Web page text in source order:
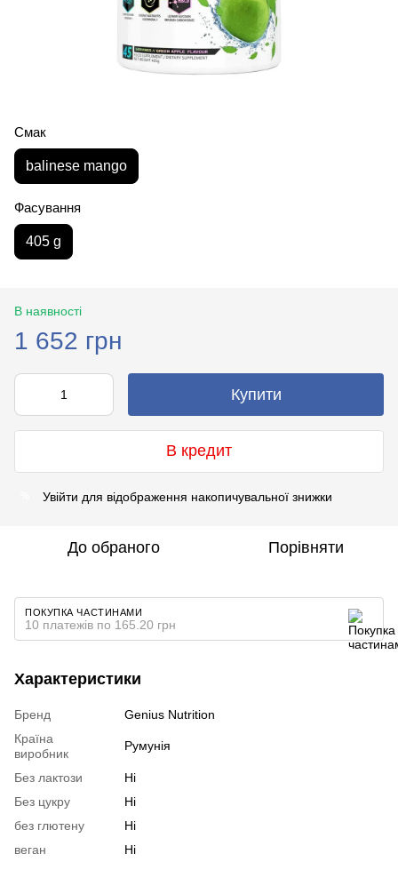
Смак
balinese mango
Фасування
405 g
В наявності
1 652 грн
Купити
В кредит
Увійти для відображення накопичувальної знижки
До обраного Порівняти
ПОКУПКА ЧАСТИНАМИ
10 платежів по 165.20 грн
Характеристики
Бренд
Genius Nutrition
Країна
виробник
Румунія
Без лактози
Ні
Без цукру
Ні
без глютену
Ні
веган
Ні